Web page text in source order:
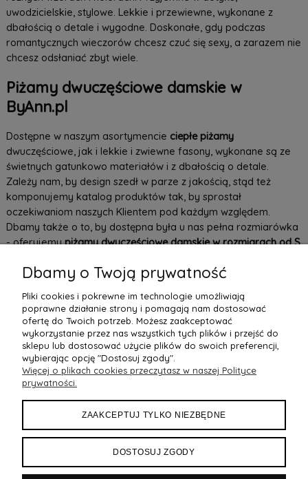
uwodzicielskie, stylowe. Lekkie i przewiewne, wykonane z
dbałością o detale i wygodne. Doskonałe, gdy podczas
romantycznych wieczorów chcesz czuć się sexy, a zarazem nie
chcesz odsłaniać zbyt wiele.
Piżamy dwuczęściowe damskie w
ByAnn.pl
Dostępne w naszym asortymencie ciepłe piżamy
dwuczęściowe, jak i lekkie i zwiewne fasony, wykonane są ze
świetnych gatunkowo materiałów i z dbałością o detale.
Zależy nam, by design szedł w parze z jakością, stąd też
komponujemy katalog produktów tak, by sprostał
oczekiwaniom naszych Klientem pod każdym względem.
Dbamy także o to, by dostępna była u nas pełna rozmiarówka
- oferujemypiżamy dwuczęściowe damskie w rozmiarach od S
maksymalny komfort podczas snu! Sprawdź, jakie wygodne
Potrzebujesz pomocy przy zakupie lub masz pytania?
Zapraszamy do kontaktu z naszymi doradcami!
POMOC
MOJE KONTO
PŁATNOŚCI I DOSTAWA
Dbamy o Twoją prywatność
Pliki cookies i pokrewne im technologie umożliwiają
poprawne działanie strony i pomagają nam dostosować
ofertę do Twoich potrzeb. Możesz zaakceptować
wykorzystanie przez nas wszystkich tych plików i przejść do
sklepu lub dostosować użycie plików do swoich preferencji,
wybierając opcję "Dostosuj zgody".
Więcej o plikach cookies przeczytasz w naszej Polityce
prywatności.
ZAAKCEPTUJ TYLKO NIEZBĘDNE
DOSTOSUJ ZGODY